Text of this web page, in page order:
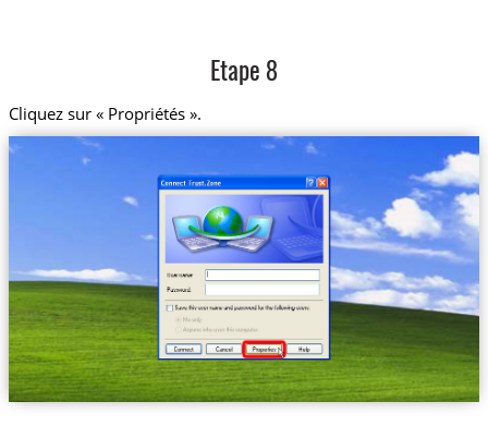
Etape 8
Cliquez sur « Propriétés ».